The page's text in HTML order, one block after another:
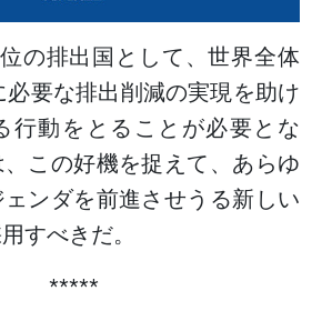
位の排出国として、世界全体
必要な排出削減の実現を助け
行動をとることが必要とな
この好機を捉えて、あらゆ
ンダを前進させうる新しい
すべきだ。
*****